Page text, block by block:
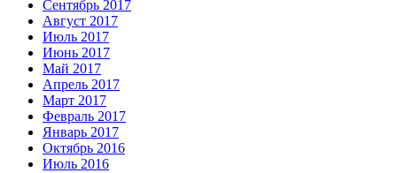
Сентябрь 2017
Август 2017
Июль 2017
Июнь 2017
Май 2017
Апрель 2017
Март 2017
Февраль 2017
Январь 2017
Октябрь 2016
Июль 2016